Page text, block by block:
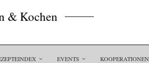
& Kochen
EVENTS KOOPERATIONEN